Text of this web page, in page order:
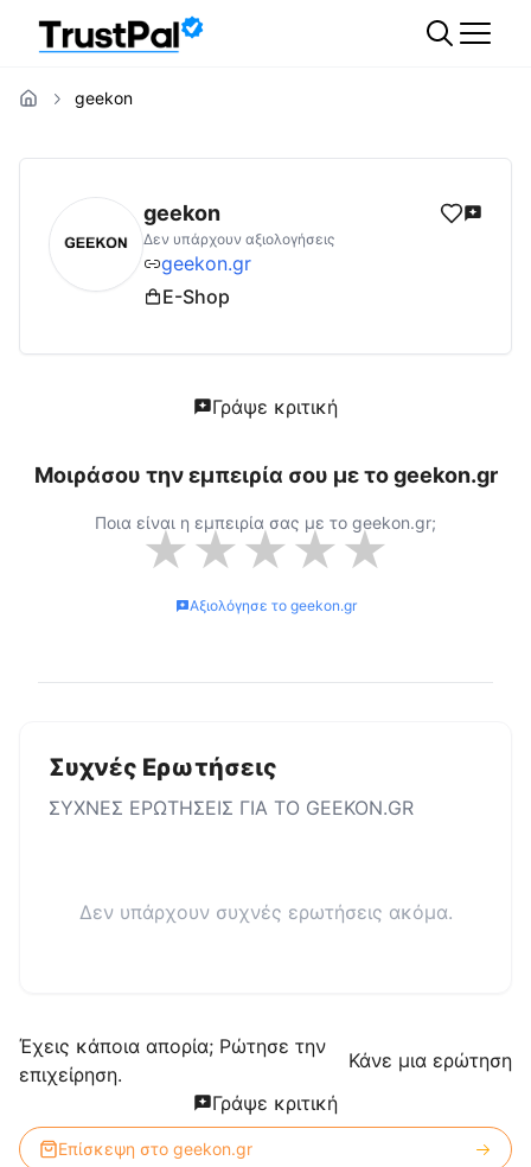
geekon
geekon.gr Αξιολογήσεις | Δες
geekon
Δεν υπάρχουν αξιολογήσεις
geekon.gr
E-Shop
Γράψε κριτική
Μοιράσου την εμπειρία σου με τοgeekon.gr
Ποια είναι η εμπειρία σας με το geekon.gr;
★★★★★
Αξιολόγησε το geekon.gr
Συχνές Ερωτήσεις
ΣΥΧΝΕΣ ΕΡΩΤΗΣΕΙΣ ΓΙΑ ΤΟ GEEKON.GR
Δεν υπάρχουν συχνές ερωτήσεις ακόμα.
Έχεις κάποια απορία; Ρώτησε την
επιχείρηση.
Κάνε μια ερώτηση
Γράψε κριτική
Επίσκεψη στο geekon.gr